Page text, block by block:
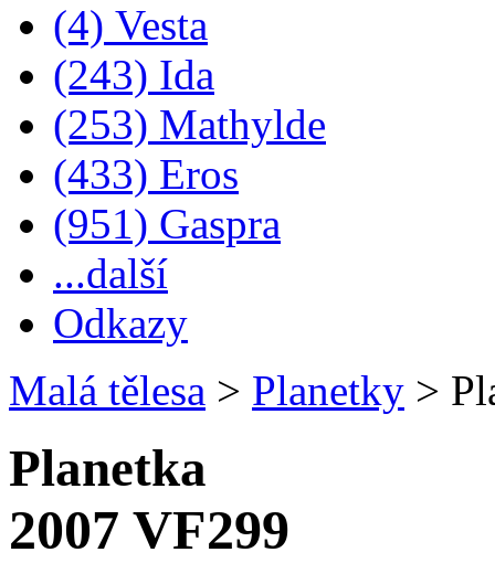
(4) Vesta
(243) Ida
(253) Mathylde
(433) Eros
(951) Gaspra
...další
Odkazy
Malá tělesa > Planetky >
Planetka
2007 VF299